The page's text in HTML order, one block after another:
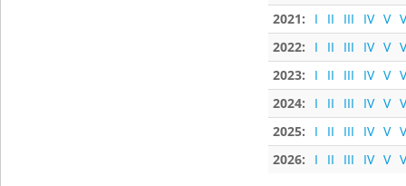
2021:
I II III IV V
2022:
I II III IV V
2023:
I II III IV V
2024:
I II III IV V
2025:
I II III IV V
2026:
I II III IV V